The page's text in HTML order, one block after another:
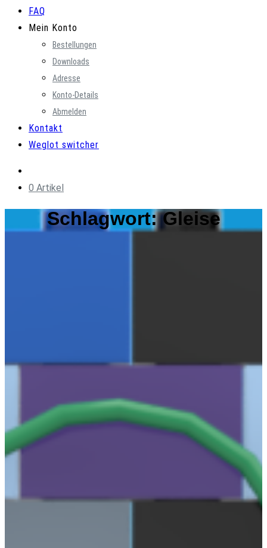
FAQ
Mein Konto
Bestellungen
Downloads
Adresse
Konto-Details
Abmelden
Kontakt
Weglot switcher
0 Artikel
Schlagwort:Gleise